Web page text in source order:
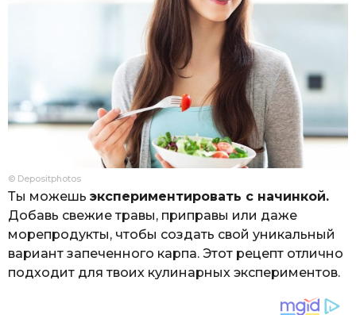
© Depositphotos
Ты можешь экспериментировать с начинкой.
Добавь свежие травы, приправы или даже
морепродукты, чтобы создать свой уникальный
вариант запеченного карпа. Этот рецепт отлично
подходит для твоих кулинарных экспериментов.